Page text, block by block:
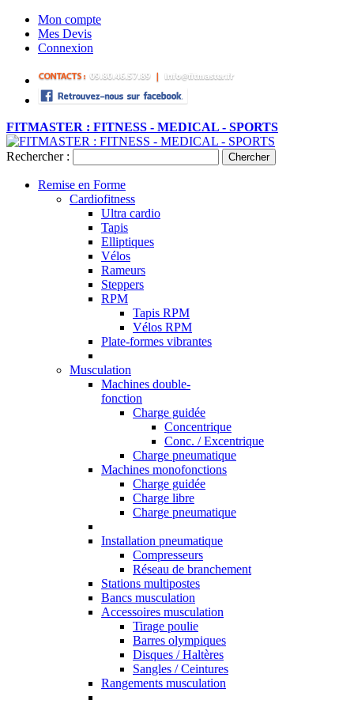
Mon compte
Mes Devis
Connexion
FITMASTER : FITNESS - MEDICAL - SPORTS
Rechercher : Chercher
Remise en Forme
Cardiofitness
Ultra cardio
Tapis
Elliptiques
Vélos
Rameurs
Steppers
RPM
Tapis RPM
Vélos RPM
Plate-formes vibrantes
Musculation
Machines double-
fonction
Charge guidée
Concentrique
Conc. / Excentrique
Charge pneumatique
Machines monofonctions
Charge guidée
Charge libre
Charge pneumatique
Installation pneumatique
Compresseurs
Réseau de branchement
Stations multipostes
Bancs musculation
Accessoires musculation
Tirage poulie
Barres olympiques
Disques / Haltères
Sangles / Ceintures
Rangements musculation